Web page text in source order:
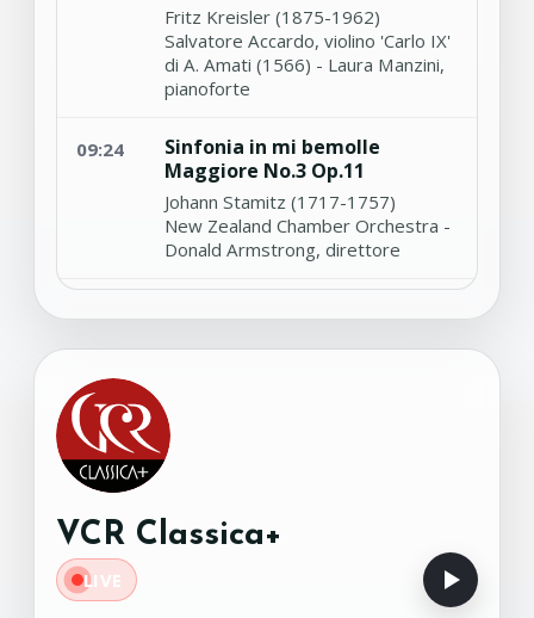
Fritz Kreisler (1875-1962)
Salvatore Accardo, violino 'Carlo IX'
di A. Amati (1566) - Laura Manzini,
pianoforte
09:24
Sinfonia in mi bemolle
Maggiore No.3 Op.11
Johann Stamitz (1717-1757)
New Zealand Chamber Orchestra -
Donald Armstrong, direttore
chitarra op.9
Stefano Grondona, chitarra
08:58
'Grande Sonata per
accompagnamento di
mandolino' in Do maggiore
Johann Nepomuk Hummel (1778-
VCR Classica+
LIVE